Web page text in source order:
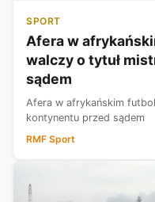
SPORT
Afera w
walczy o tytuł
sądem
Afera w afrykańskim
kontynentu przed sądem
RMF Sport